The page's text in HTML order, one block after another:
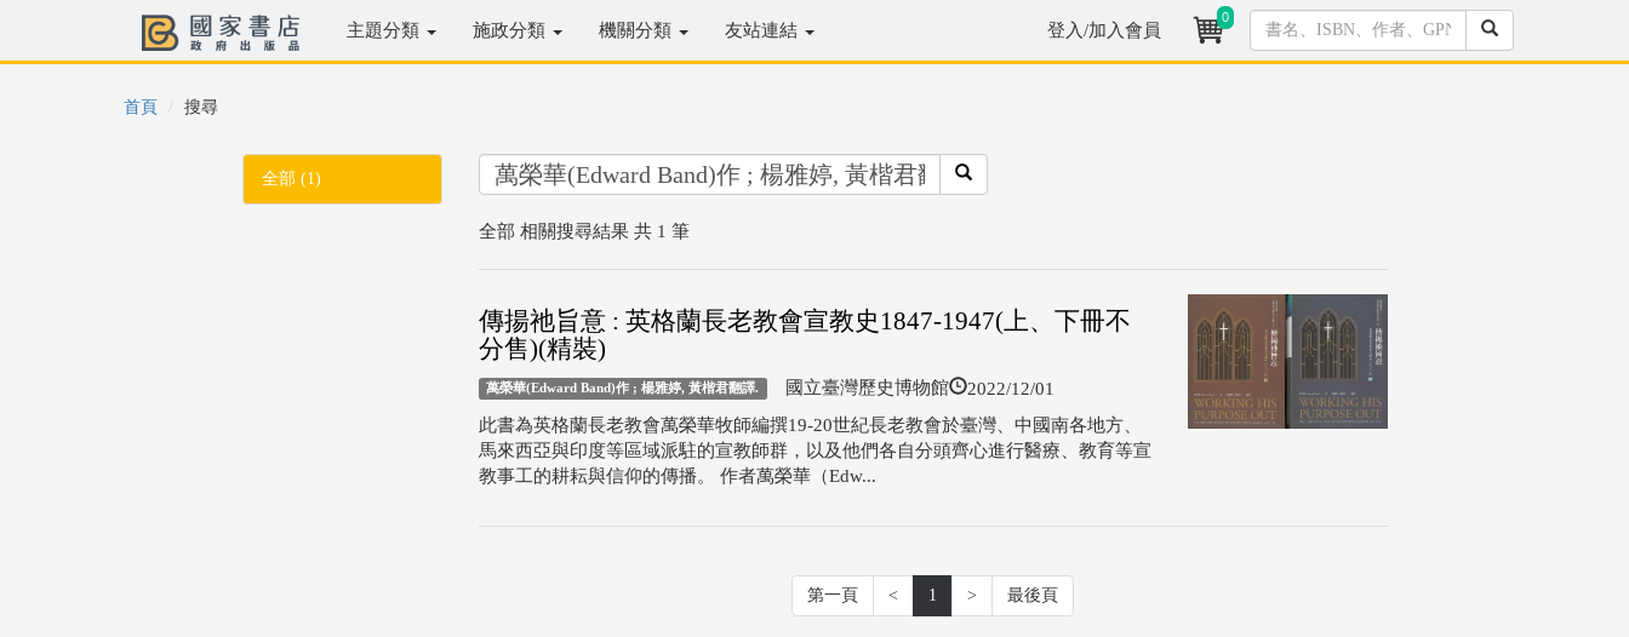
主題分類 施政分類 機關分類 友站連結 登入/加入會員
0
首頁 搜尋
全部 (1)
全部 相關搜尋結果 共 1 筆
傳揚祂旨意 : 英格蘭長老教會宣教史1847-1947(上、下冊不
分售)(精裝)
萬榮華(Edward Band)作 ; 楊雅婷, 黃楷君翻譯. 國立臺灣歷史博物館 2022/12/01
此書為英格蘭長老教會萬榮華牧師編撰19-20世紀長老教會於臺灣、中國南各地方、
馬來西亞與印度等區域派駐的宣教師群，以及他們各自分頭齊心進行醫療、教育等宣
教事工的耕耘與信仰的傳播。 作者萬榮華（Edw...
第一頁 < 1 > 最後頁